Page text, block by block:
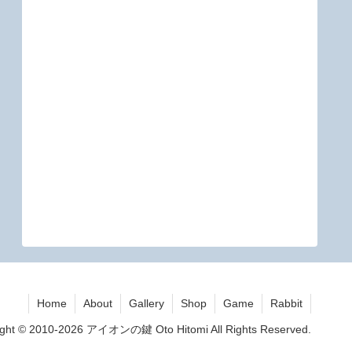
Home About Gallery Shop Game Rabbit
© 2010-2026 アイオンの鍵 Oto Hitomi All Rights Reserved.